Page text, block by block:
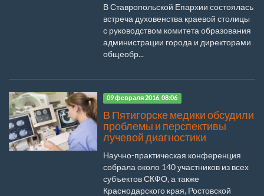
В Ставропольской Епархии состоялась
встреча духовенства краевой столицы
с руководством комитета образования
администрации города и директорами
общеобр...
09 февраля 2016, 08:06
В Пятигорске медики обсудили
проблемы и перспективы
лучевой диагностики
Научно-практическая конференция
собрала около 140 участников из всех
субъектов СКФО, а также
Краснодарского края, Ростовской